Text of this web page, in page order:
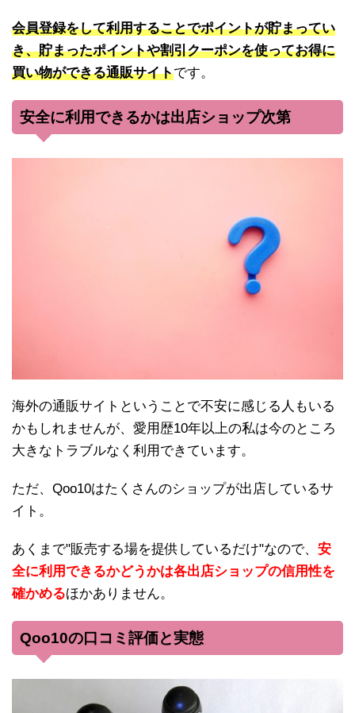
会員登録をして利用することでポイントが貯まってい
き、貯まったポイントや割引クーポンを使ってお得に
買い物ができる通販サイトです。
安全に利用できるかは出店ショップ次第
海外の通販サイトということで不安に感じる人もいる
かもしれませんが、愛用歴10年以上の私は今のところ
大きなトラブルなく利用できています。
ただ、Qoo10はたくさんのショップが出店しているサ
イト。
あくまで"販売する場を提供しているだけ"なので、 安
全に利用できるかどうかは各出店ショップの信用性を
確かめるほかありません。
Qoo10の口コミ評価と実態